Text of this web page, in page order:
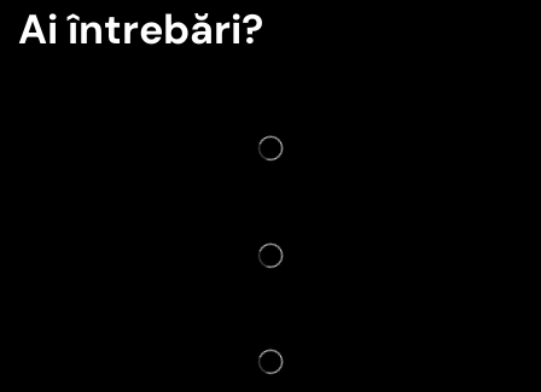
Ai întrebări?